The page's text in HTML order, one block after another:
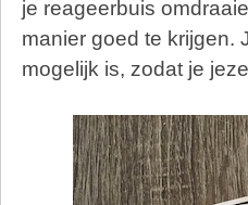
je reageerbuis
manier goed te krijgen.
mogelijk is, zodat je